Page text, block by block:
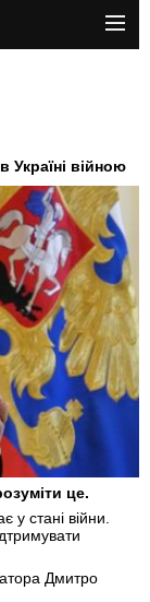
війною
це.
у стані війни.
Дмитро